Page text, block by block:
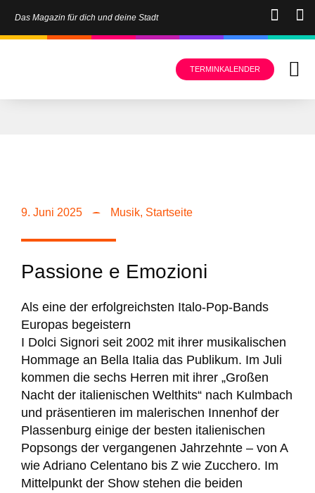
Das Magazin für dich und deine Stadt
TERMINKALENDER
9. Juni 2025 Musik, Startseite
Passione e Emozioni
Als eine der erfolgreichsten Italo-Pop-Bands
Europas begeistern
I Dolci Signori seit 2002 mit ihrer musikalischen
Hommage an Bella Italia das Publikum. Im Juli
kommen die sechs Herren mit ihrer „Großen
Nacht der italienischen Welthits“ nach Kulmbach
und präsentieren im malerischen Innenhof der
Plassenburg einige der besten italienischen
Popsongs der vergangenen Jahrzehnte – von A
wie Adriano Celentano bis Z wie Zucchero. Im
Mittelpunkt der Show stehen die beiden